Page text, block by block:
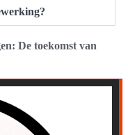
De toekomst van